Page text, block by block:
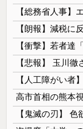
【衝撃】若者